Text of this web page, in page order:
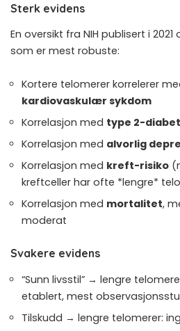
Sterk evidens
En oversikt fra NIH publisert i 2021
som er mest robuste:
Kortere telomerer korrelerer
kardiovaskulær sykdom
Korrelasjon med type 2-
Korrelasjon med alvorlig
Korrelasjon med kreft-risiko
kreftceller har ofte *lengre*
Korrelasjon med mortalitet,
moderat
Svakere evidens
“Sunn livsstil” → lengre
etablert, mest
Tilskudd → lengre telomerer: